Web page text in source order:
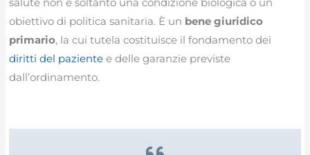
obiettivo di politica sanitaria. È un bene giuridico
primario, la cui tutela costituisce il fondamento dei
diritti del paziente e delle garanzie previste
dall’ordinamento.